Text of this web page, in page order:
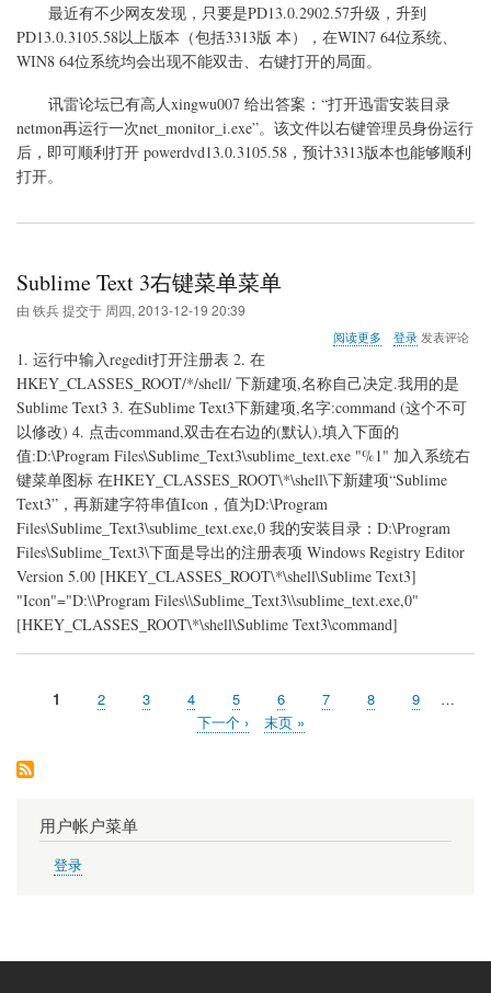
关
于
级
后
无
法
最近有不少网友发现，只要是PD13.0.2902.57升级，升到
PD13.0.3105.58以上版本（包括3313版 本），在WIN7 64位系统、
WIN8 64位系统均会出现不能双击、右键打开的局面。
讯雷论坛已有高人xingwu007 给出答案：“打开迅雷安装目录
netmon再运行一次net_monitor_i.exe”。该文件以右键管理员身份运行
后，即可顺利打开 powerdvd13.0.3105.58，预计3313版本也能够顺利
打开。
Sublime Text 3右键菜单菜单
由 铁兵提交于 周四, 2013-12-19 20:39
阅读更多
Sublime
Text
3
右
键
单
单
登录发表评论
1. 运行中输入regedit打开注册表 2. 在
HKEY_CLASSES_ROOT/*/shell/ 下新建项,名称自己决定.我用的是
Sublime Text3 3. 在Sublime Text3下新建项,名字:command (这个不可
以修改) 4. 点击command,双击在右边的(默认),填入下面的
值:D:\Program Files\Sublime_Text3\sublime_text.exe "%1" 加入系统右
键菜单图标 在HKEY_CLASSES_ROOT\*\shell\下新建项“Sublime
Text3”，再新建字符串值Icon，值为D:\Program
Files\Sublime_Text3\sublime_text.exe,0 我的安装目录：D:\Program
Files\Sublime_Text3\下面是导出的注册表项 Windows Registry Editor
Version 5.00 [HKEY_CLASSES_ROOT\*\shell\Sublime Text3]
"Icon"="D:\\Program Files\\Sublime_Text3\\sublime_text.exe,0"
[HKEY_CLASSES_ROOT\*\shell\Sublime Text3\command]
当
1
页
2
页
3
页
面
4
页
面
5
页
面
6
页
7
页
8
页
9
…
下
下一个 ›
末
末页 »
用户帐户菜单
登录